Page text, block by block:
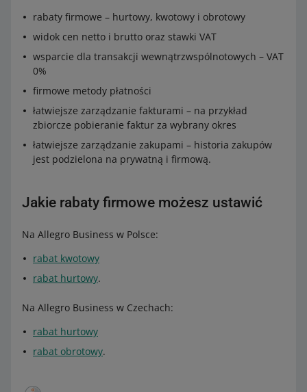
rabaty firmowe – hurtowy, kwotowy i obrotowy
widok cen netto i brutto oraz stawki VAT
wsparcie dla transakcji wewnątrzwspólnotowych – VAT
0%
firmowe metody płatności
łatwiejsze zarządzanie fakturami – na przykład
zbiorcze pobieranie faktur za wybrany okres
łatwiejsze zarządzanie zakupami – historia zakupów
jest podzielona na prywatną i firmową.
Jakie rabaty firmowe możesz ustawić
Na Allegro Business w Polsce:
rabat kwotowy
rabat hurtowy.
Na Allegro Business w Czechach:
rabat hurtowy
rabat obrotowy.